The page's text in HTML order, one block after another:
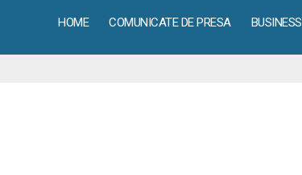
HOME COMUNICATE DE PRESA BUSINESS